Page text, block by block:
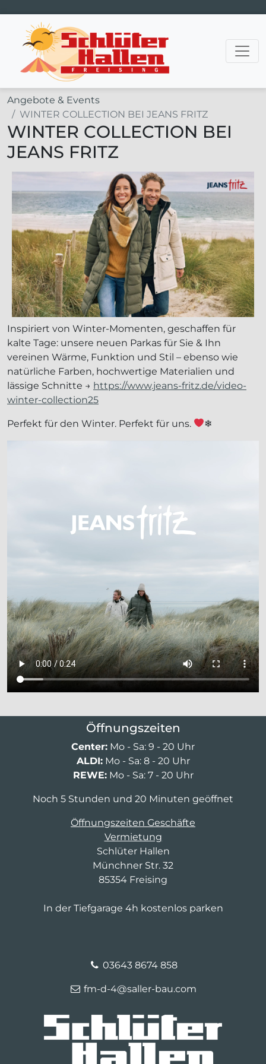
Hauptnavigation
Angebote & Events
WINTER COLLECTION BEI JEANS FRITZ
WINTER COLLECTION BEI
JEANS FRITZ
Inspiriert von Winter-Momenten, geschaffen für
kalte Tage: unsere neuen Parkas für Sie & Ihn
vereinen Wärme, Funktion und Stil – ebenso wie
natürliche Farben, hochwertige Materialien und
lässige Schnitte → https://www.jeans-fritz.de/video-
winter-collection25
Perfekt für den Winter. Perfekt für uns. ❄
Öffnungszeiten
Center: Mo - Sa: 9 - 20 Uhr
ALDI:Mo - Sa: 8 - 20 Uhr
REWE:Mo - Sa: 7 - 20 Uhr
Noch 5 Stunden und 20 Minuten geöffnet
Öffnungszeiten Geschäfte
Vermietung
Schlüter Hallen
Münchner Str. 32
85354 Freising
In der Tiefgarage 4h kostenlos parken
03643 8674 858
fm-d-4@saller-bau.com